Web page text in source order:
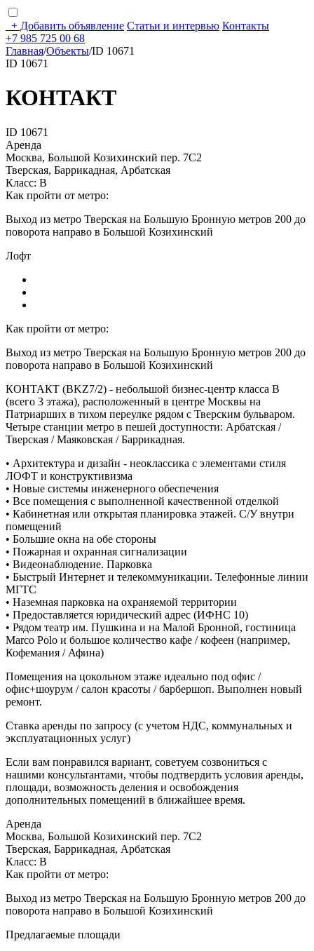
+ Добавить объявление Статьи и интервью Контакты
+7 985 725 00 68
Главная/Объекты/ID 10671
ID 10671
КОНТАКТ
ID 10671
Аренда
Москва, Большой Козихинский пер. 7С2
Тверская, Баррикадная, Арбатская
Класс: В
Как пройти от метро:
Выход из метро Тверская на Большую Бронную метров 200 до
поворота направо в Большой Козихинский
Лофт
Как пройти от метро:
Выход из метро Тверская на Большую Бронную метров 200 до
поворота направо в Большой Козихинский
КОНТАКТ (BKZ7/2) - небольшой бизнес-центр класса В
(всего 3 этажа), расположенный в центре Москвы на
Патриарших в тихом переулке рядом с Тверским бульваром.
Четыре станции метро в пешей доступности: Арбатская /
Тверская / Маяковская / Баррикадная.
• Архитектура и дизайн - неоклассика с элементами стиля
ЛОФТ и конструктивизма
• Новые системы инженерного обеспечения
• Все помещения с выполненной качественной отделкой
• Кабинетная или открытая планировка этажей. С/У внутри
помещений
• Большие окна на обе стороны
• Пожарная и охранная сигнализации
• Видеонаблюдение. Парковка
• Быстрый Интернет и телекоммуникации. Телефонные линии
МГТС
• Наземная парковка на охраняемой территории
• Предоставляется юридический адрес (ИФНС 10)
• Рядом театр им. Пушкина и на Малой Бронной, гостиница
Marco Polo и большое количество кафе / кофеен (например,
Кофемания / Афина)
Помещения на цокольном этаже идеально под офис /
офис+шоурум / салон красоты / барбершоп. Выполнен новый
ремонт.
Ставка аренды по запросу (с учетом НДС, коммунальных и
эксплуатационных услуг)
Если вам понравился вариант, советуем созвониться с
нашими консультантами, чтобы подтвердить условия аренды,
площади, возможность деления и освобождения
дополнительных помещений в ближайшее время.
Аренда
Москва, Большой Козихинский пер. 7С2
Тверская, Баррикадная, Арбатская
Класс: В
Как пройти от метро:
Выход из метро Тверская на Большую Бронную метров 200 до
поворота направо в Большой Козихинский
Предлагаемые площади